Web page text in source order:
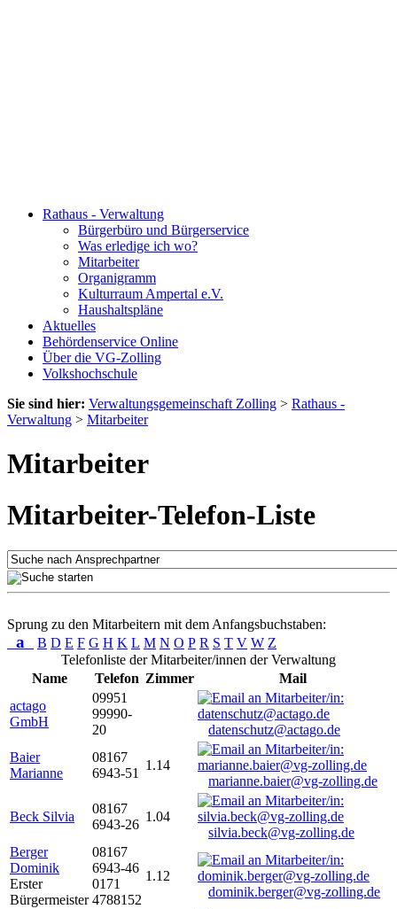
Rathaus - Verwaltung
Bürgerbüro und Bürgerservice
Was erledige ich wo?
Mitarbeiter
Organigramm
Kulturraum Ampertal e.V.
Haushaltspläne
Aktuelles
Behördenservice Online
Über die VG-Zolling
Volkshochschule
Sie sind hier: Verwaltungsgemeinschaft Zolling > Rathaus -
Verwaltung > Mitarbeiter
Mitarbeiter
Mitarbeiter-Telefon-Liste
Sprung zu den Mitarbeitern mit dem Anfangsbuchstaben:
a B D E F G H K L M N O P R S T V W Z
Telefonliste der Mitarbeiter/innen der Verwaltung
Name
Telefon Zimmer
Mail
actago
GmbH
09951
99990-
20
datenschutz@actago.de
Baier
Marianne
08167
6943-51
1.14
marianne.baier@vg-zolling.de
Beck Silvia
08167
6943-26
1.04
silvia.beck@vg-zolling.de
Berger
Dominik
Erster
Bürgermeister
08167
6943-46
0171
4788152
1.12
dominik.berger@vg-zolling.de